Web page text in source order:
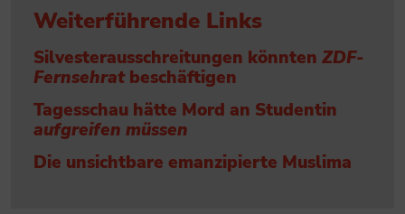
Weiterführende Links
Silvesterausschreitungen könnten ZDF-
Fernsehratbeschäftigen
Tagesschau hätte Mord an Studentin
aufgreifen müssen
Die unsichtbare emanzipierte Muslima